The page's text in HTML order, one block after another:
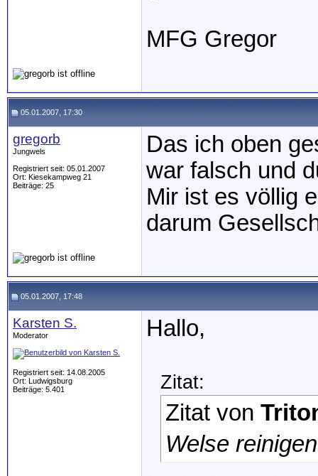
MFG Gregor
05.01.2007, 17:30
gregorb
Jungwels
Registriert seit: 05.01.2007
Ort: Kiesekampweg 21
Beiträge: 25
Das ich oben
war falsch und
Mir ist es völlig
darum
05.01.2007, 17:48
Karsten S.
Moderator
Registriert seit: 14.08.2005
Ort: Ludwigsburg
Beiträge: 5.401
Hallo,
Zitat:
Zitat von
Welse